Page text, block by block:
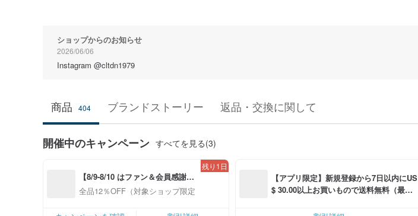
ショップからのお知らせ
2026/06/06
Instagram @cltdn1979
商品 404 ブランドストーリー 返品・交換に関して
開催中のキャンペーン すべてを見る(3)
【8/9-8/10 はファン＆会員感謝デ
ー】対象ショップ全品12%OFF
全品12％OFF（対象ショップ限定）
残り1日
【アプリ限定】新規登録から7日以内にUS
$ 30.00以上お買いもので送料無料（最大U